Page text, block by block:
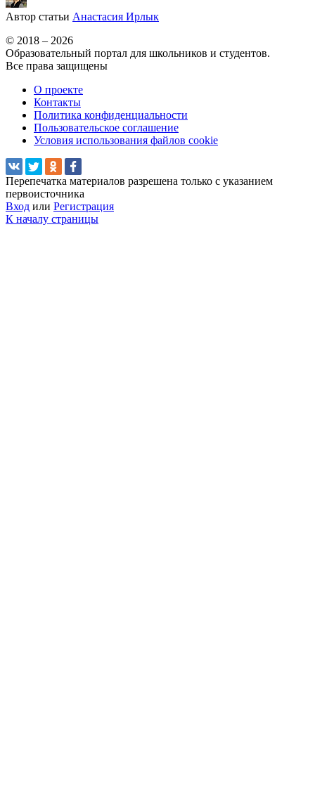
Автор статьи Анастасия Ирлык
© 2018 – 2026
Образовательный портал для школьников и студентов.
Все права защищены
О проекте
Контакты
Политика конфиденциальности
Пользовательское соглашение
Условия использования файлов cookie
Перепечатка материалов разрешена только с указанием
первоисточника
Вход или Регистрация
К началу страницы